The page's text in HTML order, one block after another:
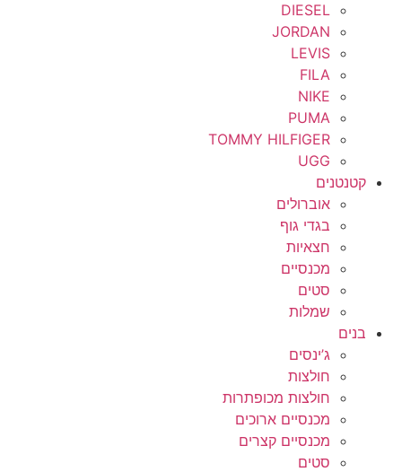
DIESEL
JORDAN
LEVIS
FILA
NIKE
PUMA
TOMMY HILFIGER
UGG
קטנטנים
אוברולים
בגדי גוף
חצאיות
מכנסיים
סטים
שמלות
בנים
ג’ינסים
חולצות
חולצות מכופתרות
מכנסיים ארוכים
מכנסיים קצרים
סטים